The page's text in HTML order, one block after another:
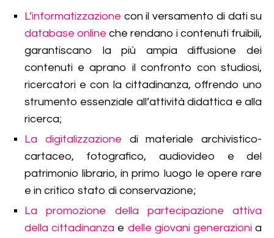
L’informatizzazione con il versamento di dati su
database online che rendano i contenuti fruibili,
garantiscano la più ampia diffusione dei
contenuti e aprano il confronto con studiosi,
ricercatori e con la cittadinanza, offrendo uno
strumento essenziale all’attività didattica e alla
ricerca;
La digitalizzazione di materiale archivistico-
cartaceo, fotografico, audiovideo e del
patrimonio librario, in primo luogo le opere rare
e in critico stato di conservazione;
La promozione della partecipazione attiva
della cittadinanza e delle giovani generazioni a